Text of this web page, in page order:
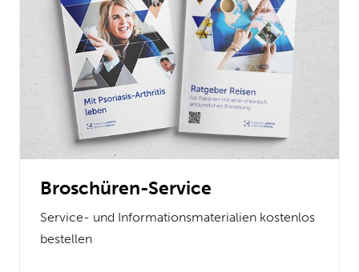
Broschüren-Service
Service- und Informationsmaterialien kostenlos
bestellen